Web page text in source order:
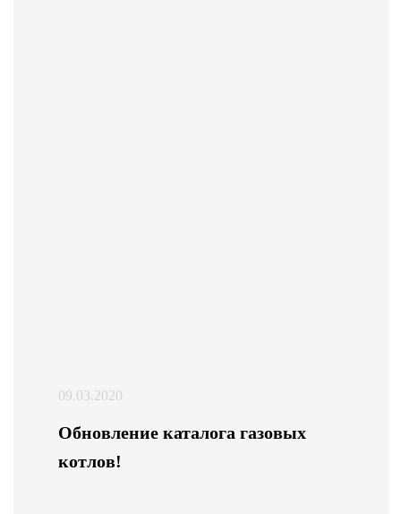
09.03.2020
Обновление каталога газовых
котлов!